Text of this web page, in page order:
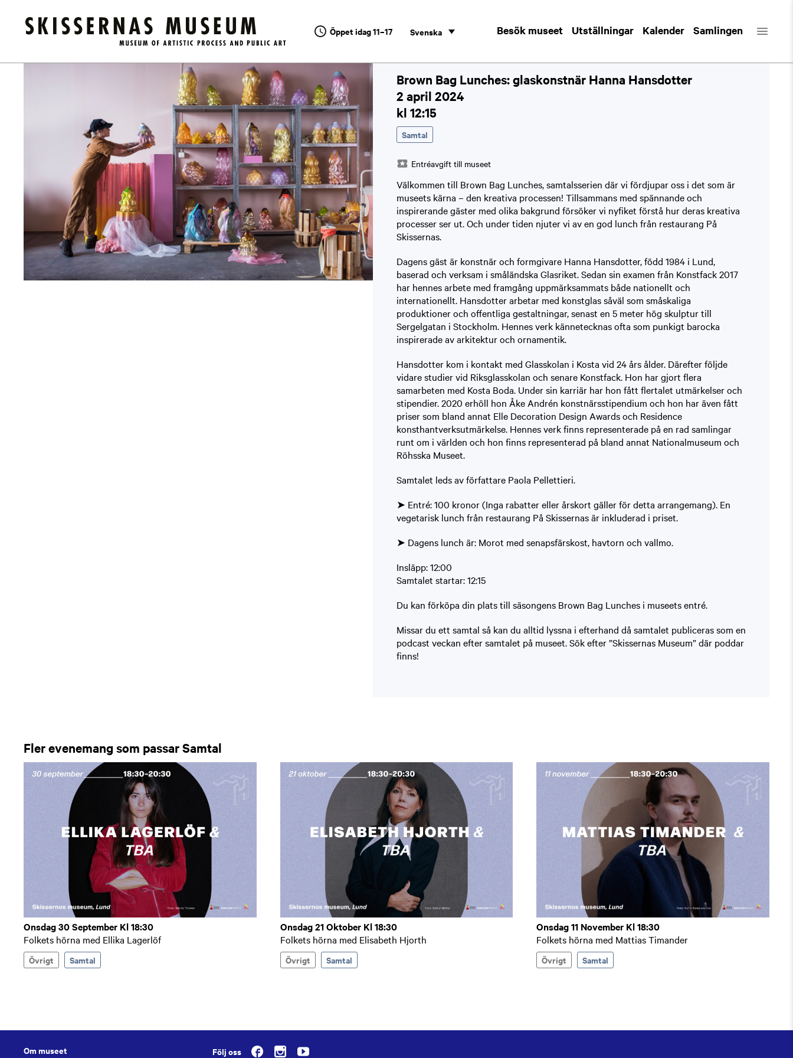
Öppet idag 11–17 Svenska Besök museet Utställningar Kalender Samlingen
Kalender / Brown Bag Lunches: glaskonstnär Hanna Hansdotter
Brown Bag Lunches: glaskonstnär Hanna Hansdotter
2 april 2024
kl 12:15
Samtal
Entréavgift till museet
Välkommen till Brown Bag Lunches, samtalsserien där vi fördjupar oss i det som är
museets kärna – den kreativa processen! Tillsammans med spännande och
inspirerande gäster med olika bakgrund försöker vi nyfiket förstå hur deras kreativa
processer ser ut. Och under tiden njuter vi av en god lunch från restaurang På
Skissernas.
Dagens gäst är konstnär och formgivare Hanna Hansdotter, född 1984 i Lund,
baserad och verksam i småländska Glasriket. Sedan sin examen från Konstfack 2017
har hennes arbete med framgång uppmärksammats både nationellt och
internationellt. Hansdotter arbetar med konstglas såväl som småskaliga
produktioner och offentliga gestaltningar, senast en 5 meter hög skulptur till
Sergelgatan i Stockholm. Hennes verk kännetecknas ofta som punkigt barocka
inspirerade av arkitektur och ornamentik.
Hansdotter kom i kontakt med Glasskolan i Kosta vid 24 års ålder. Därefter följde
vidare studier vid Riksglasskolan och senare Konstfack. Hon har gjort flera
samarbeten med Kosta Boda. Under sin karriär har hon fått flertalet utmärkelser och
stipendier. 2020 erhöll hon Åke Andrén konstnärsstipendium och hon har även fått
priser som bland annat Elle Decoration Design Awards och Residence
konsthantverksutmärkelse. Hennes verk finns representerade på en rad samlingar
runt om i världen och hon finns representerad på bland annat Nationalmuseum och
Röhsska Museet.
Samtalet leds av författare Paola Pellettieri.
➤ Entré: 100 kronor (Inga rabatter eller årskort gäller för detta arrangemang). En
vegetarisk lunch från restaurang På Skissernas är inkluderad i priset.
➤ Dagens lunch är: Morot med senapsfärskost, havtorn och vallmo.
Insläpp: 12:00
Samtalet startar: 12:15
Du kan förköpa din plats till säsongens Brown Bag Lunches i museets entré.
Missar du ett samtal så kan du alltid lyssna i efterhand då samtalet publiceras som en
podcast veckan efter samtalet på museet. Sök efter ”Skissernas Museum” där poddar
finns!
Fler evenemang som passar Samtal
Onsdag 30 September Kl 18:30
Folkets hörna med Ellika Lagerlöf
Övrigt Samtal
Onsdag 21 Oktober Kl 18:30
Folkets hörna med Elisabeth Hjorth
Övrigt Samtal
Onsdag 11 November Kl 18:30
Folkets hörna med Mattias Timander
Övrigt Samtal
Om museet Följ oss